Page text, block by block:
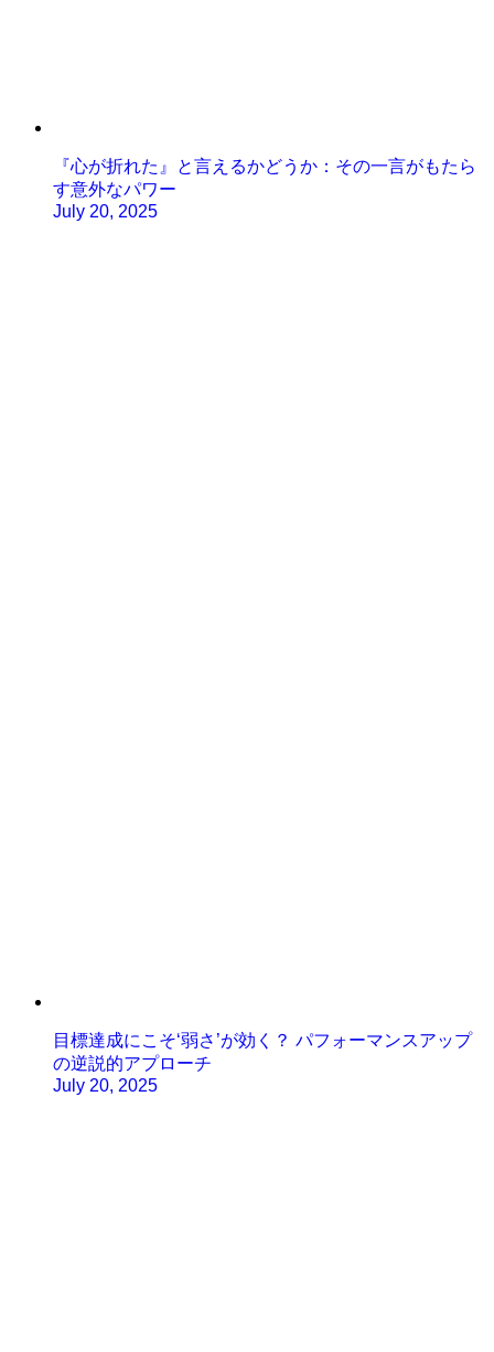
『心が折れた』と言えるかどうか：その一言がもたら
す意外なパワー
July 20, 2025
目標達成にこそ‘弱さ’が効く？ パフォーマンスアップ
の逆説的アプローチ
July 20, 2025